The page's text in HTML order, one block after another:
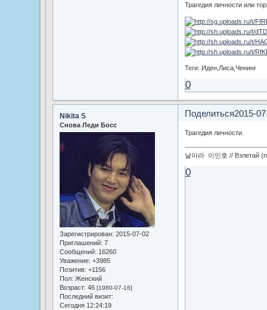
Трагедия личности или
Теги: Иден,Лиса,Ченинг
0
Поделиться2015-
Nikita S
Снова Леди Босс
Зарегистрирован: 2015-07-02
Приглашений: 7
Сообщений: 16260
Уважение: +3985
Позитив: +1156
Пол: Женский
Возраст: 46 [1980-07-16]
Последний визит:
Сегодня 12:24:19
Трагедия личности.
날아라 이민호 // Взлетай
0